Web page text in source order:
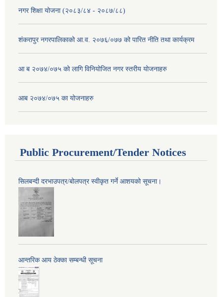
नगर शिक्षा योजना (२०८३/८४ - २०८७/८८)
शंकरापुर नगरपालिकाको आ.व. २०७६/०७७ को पारित नीति तथा कार्यक्रम
आ ब २०७४/०७५ को लागि विनियोजित नगर स्तरीय योजनाहरु
आब २०७४/०७५ का योजनाहरु
Public Procurement/Tender Notices
सिलबन्दी दरभाउपत्र/बोलपत्र स्वीकृत गर्ने आशयको सूचना।
आन्तरिक आय ठेक्का सम्बन्धी सूचना